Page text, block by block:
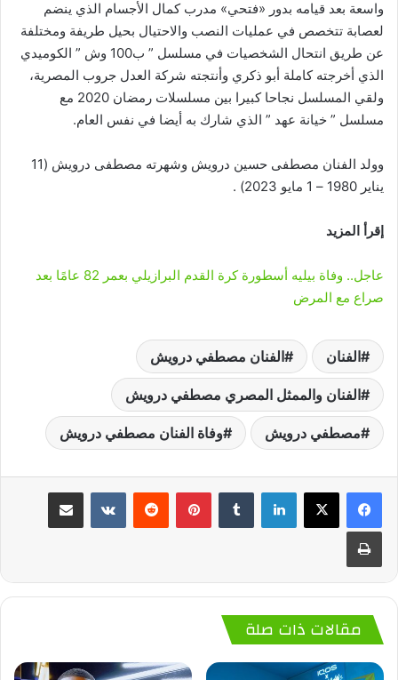
واسعة بعد قيامه بدور «فتحي» مدرب كمال الأجسام الذي ينضم
لعصابة تتخصص في عمليات النصب والاحتيال بحيل طريفة ومختلفة
عن طريق انتحال الشخصيات في مسلسل ” ب100 وش ” الكوميدي
الذي أخرجته كاملة أبو ذكري وأنتجته شركة العدل جروب المصرية،
ولقي المسلسل نجاحا كبيرا بين مسلسلات رمضان 2020 مع
مسلسل ” خيانة عهد ” الذي شارك به أيضا في نفس العام.
وولد الفنان مصطفى حسين درويش وشهرته مصطفى درويش (11
يناير 1980 – 1 مايو 2023) .
إقرأ المزيد
عاجل.. وفاة بيليه أسطورة كرة القدم البرازيلي بعمر 82 عامًا بعد
صراع مع المرض
الفنان الفنان مصطفي درويش
الفنان والممثل المصري مصطفي درويش
مصطفي درويش وفاة الفنان مصطفي درويش
لينكدإن بينتيريست
مقالات ذات صلة